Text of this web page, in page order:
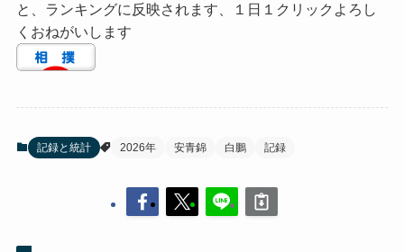
と、ランキングに反映されます、１日１クリックよろし
くおねがいします
記録と統計 2026年 安青錦 白鵬 記録